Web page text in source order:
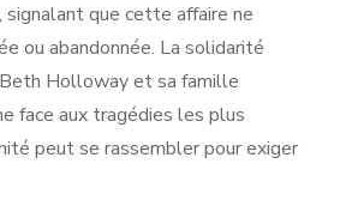
signalant que cette affaire ne
ou abandonnée. La solidarité
Holloway et sa famille
face aux tragédies les plus
peut se rassembler pour exiger